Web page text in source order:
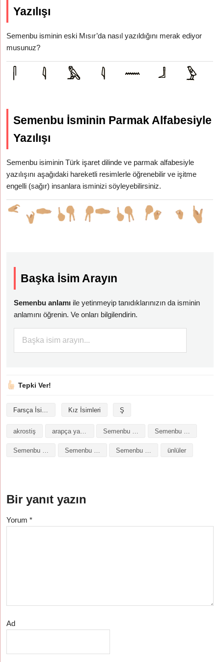
Yazılışı
Semenbu isminin eski Mısır’da nasıl yazıldığını merak ediyor
musunuz?
Semenbu İsminin Parmak Alfabesiyle
Yazılışı
Semenbu isiminin Türk işaret dilinde ve parmak alfabesiyle
yazılışını aşağıdaki hareketli resimlerle öğrenebilir ve işitme
engelli (sağır) insanlara isminizi söyleyebilirsiniz.
Başka İsim Arayın
Semenbu anlamı ile yetinmeyip tanıdıklarınızın da isminin
anlamını öğrenin. Ve onları bilgilendirin.
Tepki Ver!
Farsça İsimler Kız İsimleri Ş
akrostiş arapça yazılışı
Semenbu isminin baş harfleriyle şiir Semenbu isminin kökeni Semenbu isminin numerolojisi ünlüler
Bir yanıt yazın
Yorum*
Ad